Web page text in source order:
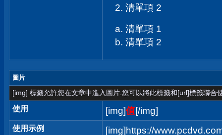
清單項 2
清單項 1
清單項 2
圖片
[img] 標籤允許您在文章中進入圖片.您可以將此標籤和[url]標籤聯合
使用 [img]值[/img]
使用示例
[img]https://